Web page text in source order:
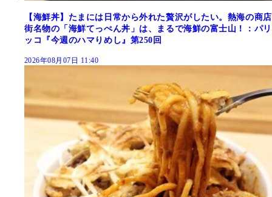
【海鮮丼】たまには日常から外れた贅沢がしたい。熱海の商店
街名物の「海鮮てっぺん丼」は、まるで海鮮の富士山！：パリ
ッコ『今週のハマりめし』第250回
2026年08月07日 11:40